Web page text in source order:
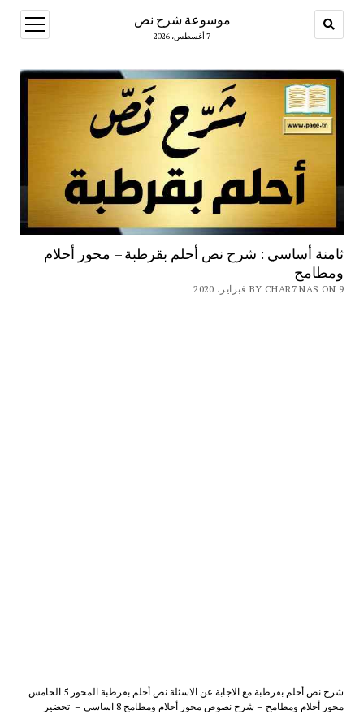
موسوعة شرح نص
7 أغسطس، 2026
open
menu
ثامنة أساسي : شرح نص أحلم بقرطبة – محور أحلام
ومطامح
BY CHAR7 NAS ON 9 فبراير، 2020
شرح نص أحلم بقرطبة مع الاجابة عن الاسئلة نص أحلم بقرطبة المحور 5 الخامس
محور أحلام ومطامح – شرح نصوص محور أحلام ومطامح 8 اساسي – تحضير